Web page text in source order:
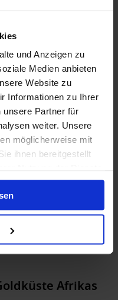
und Anzeigen zu
Medien anbieten
Website zu
Informationen zu Ihrer
unsere Partner für
weiter. Unsere
möglicherweise mit
ihnen bereitgestellt
Keine alternativen
Afrikas